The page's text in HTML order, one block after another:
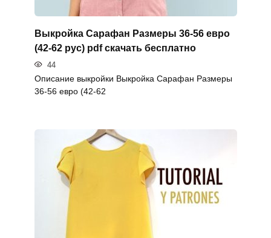
Выкройка Сарафан Размеры 36-56 евро
(42-62 рус) pdf скачать бесплатно
44
Описание выкройки Выкройка Сарафан Размеры
36-56 евро (42-62